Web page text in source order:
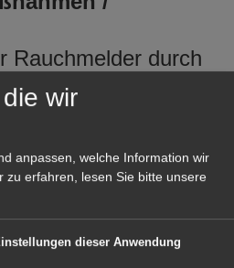
Rauchmelder durch
Einsatzstelle
die
zurückgesetzt.
wir
anpassen, welche Information wir
zu erfahren, lesen Sie bitte unsere
dieser Anwendung